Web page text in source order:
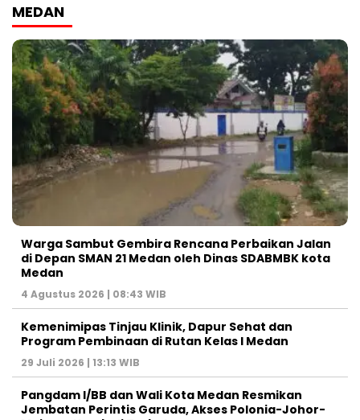
MEDAN
Warga Sambut Gembira Rencana Perbaikan Jalan
di Depan SMAN 21 Medan oleh Dinas SDABMBK kota
Medan
4 Agustus 2026 | 08:43 WIB
Kemenimipas Tinjau Klinik, Dapur Sehat dan
Program Pembinaan di Rutan Kelas I Medan
29 Juli 2026 | 13:13 WIB
Pangdam I/BB dan Wali Kota Medan Resmikan
Jembatan Perintis Garuda, Akses Polonia-Johor-